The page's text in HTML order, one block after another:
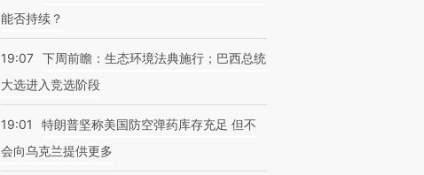
能否持续？
19:07 下周前瞻：生态环境法典施行；巴西总统
大选进入竞选阶段
19:01
特朗普坚称美国防空弹药库存充足 但不
会向乌克兰提供更多